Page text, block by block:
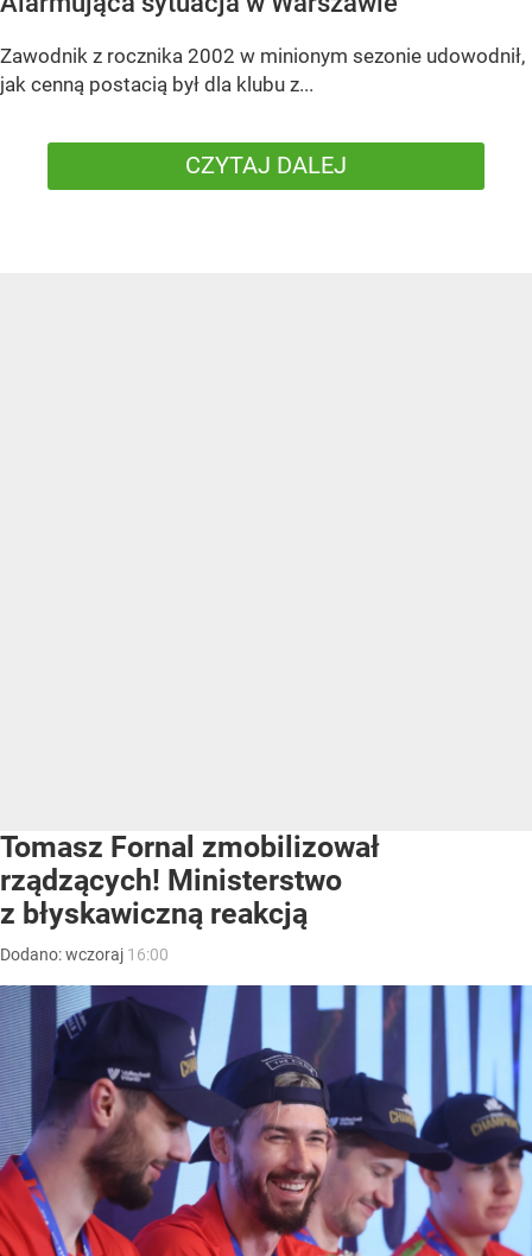
Zawodnik z rocznika 2002 w minionym sezonie udowodnił,
jak cenną postacią był dla klubu z...
CZYTAJ DALEJ
Tomasz Fornal zmobilizował
rządzących! Ministerstwo
z błyskawiczną reakcją
Dodano:wczoraj 16:00